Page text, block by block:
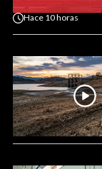
Hace 10 horas